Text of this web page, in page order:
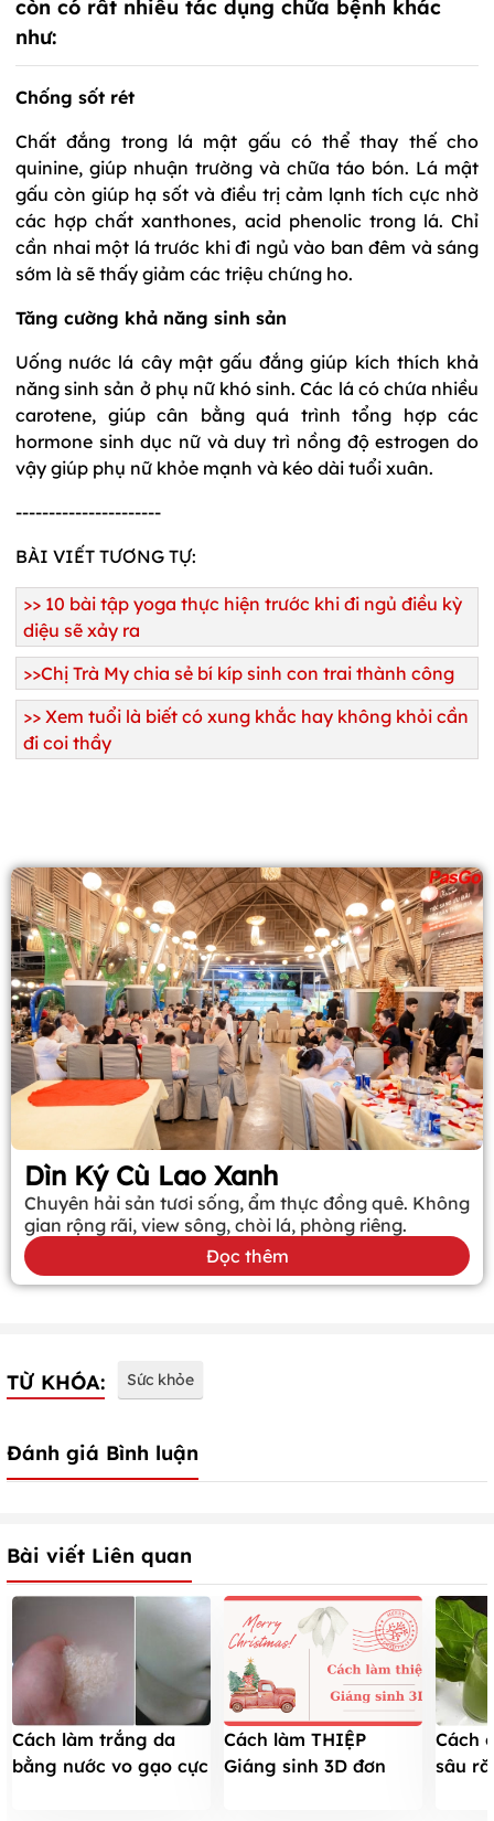
còn có rất nhiều tác dụng chữa bệnh khác
như:
Chống sốt rét
Chất đắng trong lá mật gấu có thể thay thế cho
quinine, giúp nhuận trường và chữa táo bón. Lá mật
gấu còn giúp hạ sốt và điều trị cảm lạnh tích cực nhờ
các hợp chất xanthones, acid phenolic trong lá. Chỉ
cần nhai một lá trước khi đi ngủ vào ban đêm và sáng
sớm là sẽ thấy giảm các triệu chứng ho.
Tăng cường khả năng sinh sản
Uống nước lá cây mật gấu đắng giúp kích thích khả
năng sinh sản ở phụ nữ khó sinh. Các lá có chứa nhiều
carotene, giúp cân bằng quá trình tổng hợp các
hormone sinh dục nữ và duy trì nồng độ estrogen do
vậy giúp phụ nữ khỏe mạnh và kéo dài tuổi xuân.
----------------------
BÀI VIẾT TƯƠNG TỰ:
>> 10 bài tập yoga thực hiện trước khi đi ngủ điều kỳ
diệu sẽ xảy ra
>>Chị Trà My chia sẻ bí kíp sinh con trai thành công
>> Xem tuổi là biết có xung khắc hay không khỏi cần
đi coi thầy
Dìn Ký Cù Lao Xanh
Chuyên hải sản tươi sống, ẩm thực đồng quê. Không
gian rộng rãi, view sông, chòi lá, phòng riêng.
Đọc thêm
TỪ KHÓA: Sức khỏe
Đánh giá Bình luận
Bài viết Liên quan
Cách làm trắng da
bằng nước vo gạo cực
Cách làm THIỆP
Giáng sinh 3D đơn
Cách
sâu